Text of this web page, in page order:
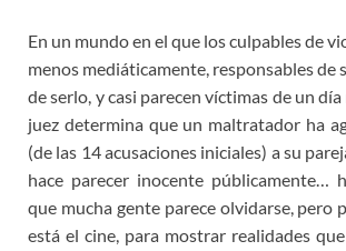
En un mundo en el que los culpables de
menos mediáticamente, responsables de
de serlo, y casi parecen víctimas de un
juez determina que un maltratador ha
(de las 14 acusaciones iniciales) a su
hace parecer inocente públicamente…
que mucha gente parece olvidarse, pero
está el cine, para mostrar realidades